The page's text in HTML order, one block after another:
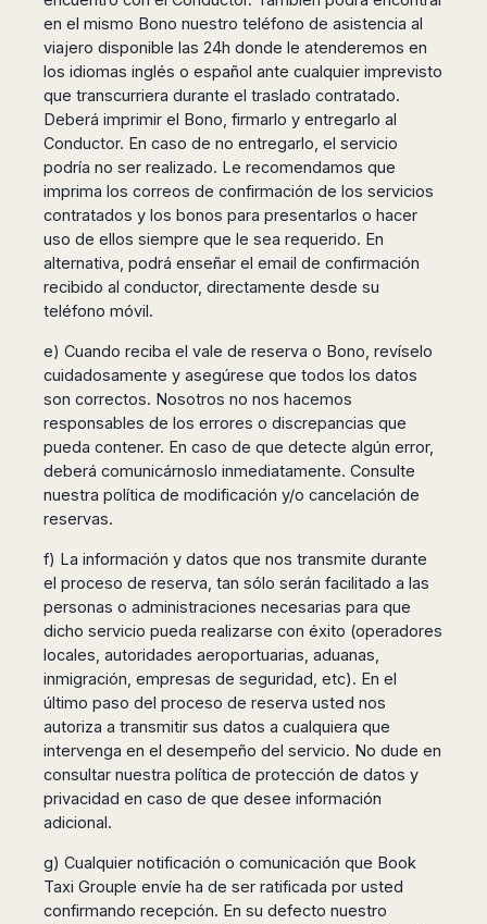
en el mismo Bono nuestro teléfono de asistencia al
viajero disponible las 24h donde le atenderemos en
los idiomas inglés o español ante cualquier imprevisto
que transcurriera durante el traslado contratado.
Deberá imprimir el Bono, firmarlo y entregarlo al
Conductor. En caso de no entregarlo, el servicio
podría no ser realizado. Le recomendamos que
imprima los correos de confirmación de los servicios
contratados y los bonos para presentarlos o hacer
uso de ellos siempre que le sea requerido. En
alternativa, podrá enseñar el email de confirmación
recibido al conductor, directamente desde su
teléfono móvil.
e) Cuando reciba el vale de reserva o Bono, revíselo
cuidadosamente y asegúrese que todos los datos
son correctos. Nosotros no nos hacemos
responsables de los errores o discrepancias que
pueda contener. En caso de que detecte algún error,
deberá comunicárnoslo inmediatamente. Consulte
nuestra política de modificación y/o cancelación de
reservas.
f) La información y datos que nos transmite durante
el proceso de reserva, tan sólo serán facilitado a las
personas o administraciones necesarias para que
dicho servicio pueda realizarse con éxito (operadores
locales, autoridades aeroportuarias, aduanas,
inmigración, empresas de seguridad, etc). En el
último paso del proceso de reserva usted nos
autoriza a transmitir sus datos a cualquiera que
intervenga en el desempeño del servicio. No dude en
consultar nuestra política de protección de datos y
privacidad en caso de que desee información
adicional.
g) Cualquier notificación o comunicación que Book
Taxi Grouple envíe ha de ser ratificada por usted
confirmando recepción. En su defecto nuestro